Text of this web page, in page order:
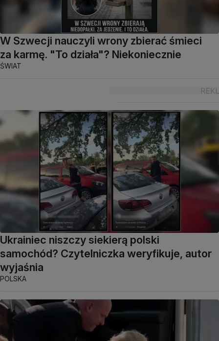
W Szwecji nauczyli wrony zbierać śmieci
za karmę. "To działa"? Niekoniecznie
ŚWIAT
Ukrainiec niszczy siekierą polski
samochód? Czytelniczka weryfikuje, autor
wyjaśnia
POLSKA